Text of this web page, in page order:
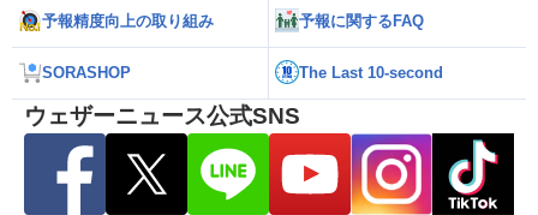
予報精度向上の取り組み 予報に関するFAQ
SORASHOP The Last 10-second
ウェザーニュース公式SNS